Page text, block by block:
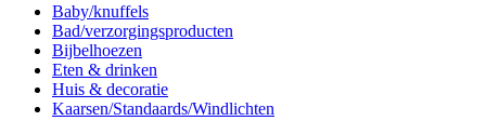
Baby/knuffels
Bad/verzorgingsproducten
Bijbelhoezen
Eten & drinken
Huis & decoratie
Kaarsen/Standaards/Windlichten